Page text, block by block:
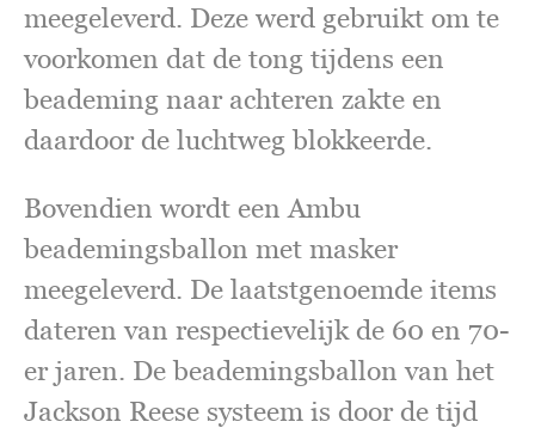
meegeleverd. Deze werd gebruikt om te
voorkomen dat de tong tijdens een
beademing naar achteren zakte en
daardoor de luchtweg blokkeerde.
Bovendien wordt een Ambu
beademingsballon met masker
meegeleverd. De laatstgenoemde items
dateren van respectievelijk de 60 en 70-
er jaren. De beademingsballon van het
Jackson Reese systeem is door de tijd